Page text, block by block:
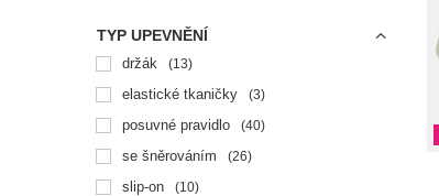
TYP UPEVNĚNÍ
držák 13
elastické tkaničky 3
posuvné pravidlo 40
se šněrováním 26
slip-on 10